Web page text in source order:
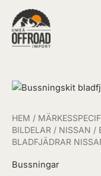
innehåll
HEM /
BILDELAR / NISSAN /
BLADFJÄDRAR
Bussningar
Bussningskit
Nissan
KINGCAB/NAVARA
D22
mängd